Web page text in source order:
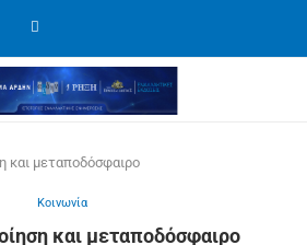
και μεταποδόσφαιρο
Κοινωνία
και μεταποδόσφαιρο